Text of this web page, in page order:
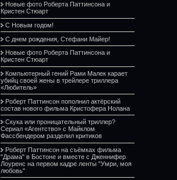
Новые фото Роберта Паттинсона и
Кристен Стюарт
С Новым годом!
С днем рождения, Стефани Майер!
Новые фото Роберта Паттинсона и
Кристен Стюарт
Компьютерный гений Рами Малек карает
убийц своей жены в трейлере триллера
«Любитель»
Роберт Паттинсон пополнил актёрский
состав нового фильма Кристофера Нолана
Скука или проницательный триллер?
Сериал «Агентство» с Майклом
Фассбендером разделил критиков
Роберт Паттинсон на съёмках фильма
"Драма" в Бостоне и вместе с Дженнифер
Лоуренс на первом кадре ленты "Умри, моя
любовь"